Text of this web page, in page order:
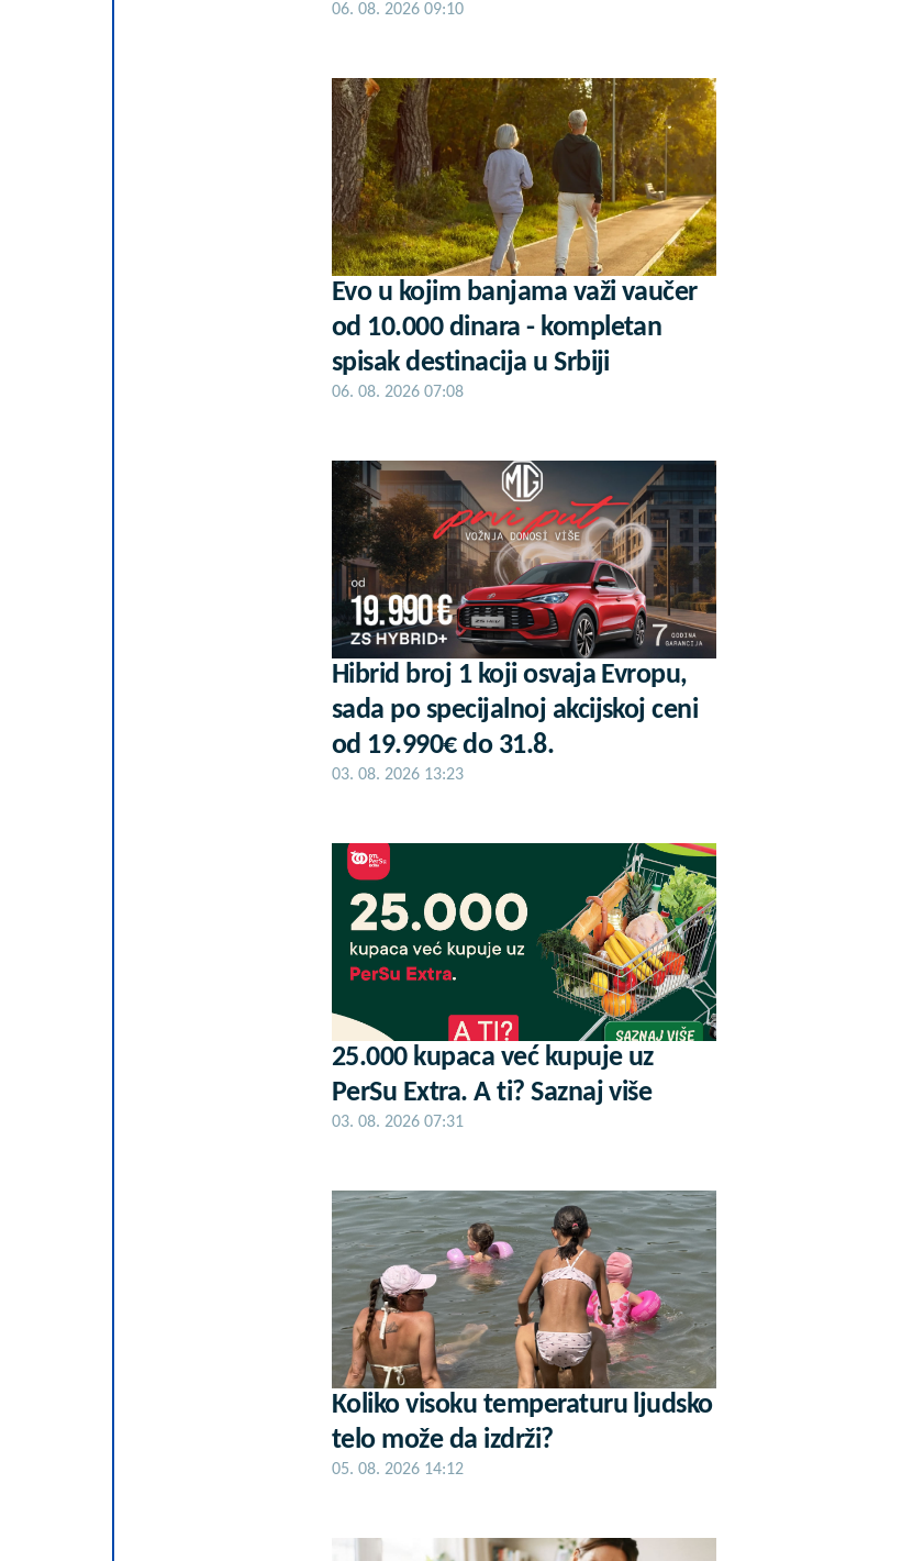
06. 08. 2026 09:10
Evo u kojim banjama važi vaučer
od 10.000 dinara - kompletan
spisak destinacija u Srbiji
06. 08. 2026 07:08
Hibrid broj 1 koji osvaja Evropu,
sada po specijalnoj akcijskoj ceni
od 19.990€ do 31.8.
03. 08. 2026 13:23
25.000 kupaca već kupuje uz
PerSu Extra. A ti? Saznaj više
03. 08. 2026 07:31
Koliko visoku temperaturu ljudsko
telo može da izdrži?
05. 08. 2026 14:12